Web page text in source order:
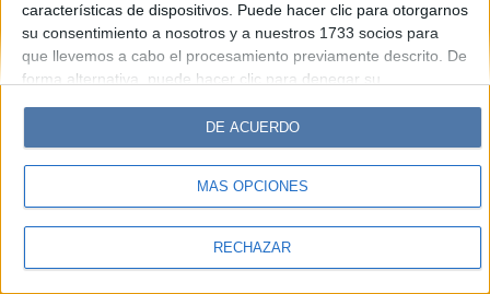
características de dispositivos. Puede hacer clic para otorgarnos
su consentimiento a nosotros y a nuestros 1733 socios para
que llevemos a cabo el procesamiento previamente descrito. De
forma alternativa, puede hacer clic para denegar su
cambiar sus preferencias antes de otorgar su consentimiento.
Tenga en cuenta que algún procesamiento de sus datos
personales puede no requerir de su consentimiento, pero usted
tiene el derecho de rechazar tal procesamiento. Sus
sus preferencias o retirar su consentimiento en cualquier
MÁS OPCIONES
RECHAZAR
DE ACUERDO